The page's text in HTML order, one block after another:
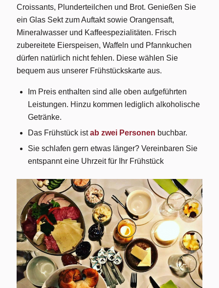
Croissants, Plunderteilchen und Brot. Genießen Sie
ein Glas Sekt zum Auftakt sowie Orangensaft,
Mineralwasser und Kaffeespezialitäten. Frisch
zubereitete Eierspeisen, Waffeln und Pfannkuchen
dürfen natürlich nicht fehlen. Diese wählen Sie
bequem aus unserer Frühstückskarte aus.
Im Preis enthalten sind alle oben aufgeführten
Leistungen. Hinzu kommen lediglich alkoholische
Getränke.
Das Frühstück istab zwei Personen buchbar.
Sie schlafen gern etwas länger? Vereinbaren Sie
entspannt eine Uhrzeit für Ihr Frühstück